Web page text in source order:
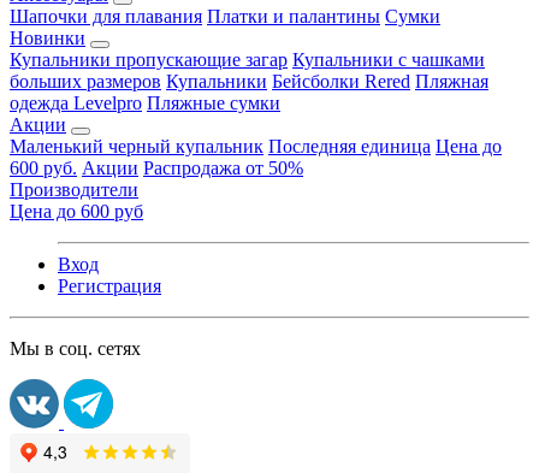
Шапочки для плавания Платки и палантины Сумки
Новинки
Купальники пропускающие загар Купальники с чашками
больших размеров Купальники Бейсболки Rered Пляжная
одежда Levelpro Пляжные сумки
Акции
Маленький черный купальник Последняя единица Цена до
600 руб. Акции Распродажа от 50%
Производители
Цена до 600 руб
Вход
Регистрация
Мы в соц. сетях